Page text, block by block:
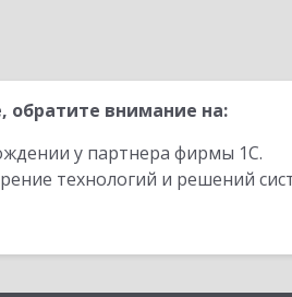
обратите внимание на:
у партнера фирмы 1С.
технологий и решений